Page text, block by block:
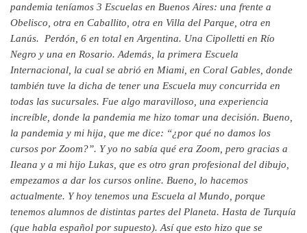
pandemia teníamos 3 Escuelas en Buenos Aires: una frente a
Obelisco, otra en Caballito, otra en Villa del Parque, otra en
Lanús. Perdón, 6 en total en Argentina. Una Cipolletti en Río
Negro y una en Rosario. Además, la primera Escuela
Internacional, la cual se abrió en Miami, en Coral Gables, donde
también tuve la dicha de tener una Escuela muy concurrida en
todas las sucursales. Fue algo maravilloso, una experiencia
increíble, donde la pandemia me hizo tomar una decisión. Bueno,
la pandemia y mi hija, que me dice: “¿por qué no damos los
cursos por Zoom?”. Y yo no sabía qué era Zoom, pero gracias a
Ileana y a mi hijo Lukas, que es otro gran profesional del dibujo,
empezamos a dar los cursos online. Bueno, lo hacemos
actualmente. Y hoy tenemos una Escuela al Mundo, porque
tenemos alumnos de distintas partes del Planeta. Hasta de Turquía
(que habla español por supuesto). Así que esto hizo que se